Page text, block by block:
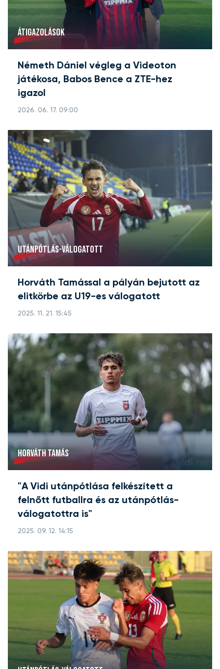
ÁTIGAZOLÁSOK
Németh Dániel végleg a Videoton
játékosa, Babos Bence a ZTE-hez
igazol
2026. 06. 17. 09:00
UTÁNPÓTLÁS-VÁLOGATOTT
Horváth Tamással a pályán bejutott az
elitkörbe az U19-es válogatott
2025. 11. 21. 15:45
HORVÁTH TAMÁS
"A Vidi utánpótlása felkészített a
felnőtt futballra és az utánpótlás-
válogatottra is"
2025. 09. 12. 14:15